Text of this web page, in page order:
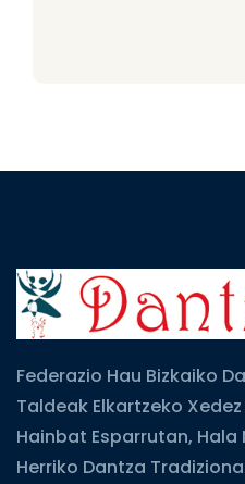
Federazio Hau Bizkaiko
Taldeak Elkartzeko
Hainbat Esparrutan, Hala
Herriko Dantza